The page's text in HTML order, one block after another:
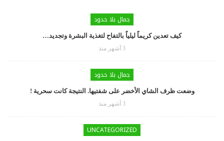
جمال بلا حدود
كيف تعدين كريماً ليلياً بالتفاح لتغذية البشرة وتجديد…
3 أشهر منذ
جمال بلا حدود
وضعت ظرف الشاي الأخضر على شفتيها. النتيجة كانت سحرية !
3 أشهر منذ
UNCATEGORIZED